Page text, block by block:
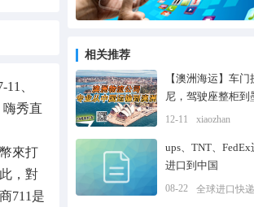
11
嗨秀直
來打
，對
711是
相关推荐
【澳洲海运】车
尼，驾驶座整柜到
12-11 xiaozhan
ups、TNT、
进口到中国
08-22 全球进口快递